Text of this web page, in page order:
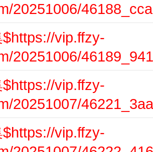
20251006/
vip.ffzy-
20251006/
vip.ffzy-
20251007/
vip.ffzy-